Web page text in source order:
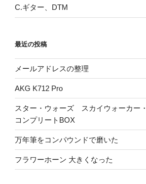
C.ギター、DTM
最近の投稿
メールアドレスの整理
AKG K712 Pro
スター・ウォーズ スカイウォーカー
コンプリートBOX
万年筆をコンパウンドで磨いた
フラワーホーン 大きくなった